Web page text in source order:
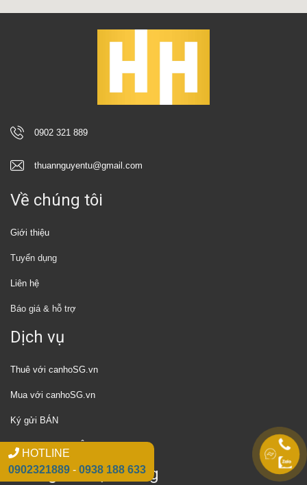
HOTLINE
0902321889 - 0938 188 633
0902 321 889
thuannguyentu@gmail.com
Về chúng tôi
Giới thiệu
Tuyển dụng
Liên hệ
Báo giá & hỗ trợ
Dịch vụ
Thuê với canhoSG.vn
Mua với canhoSG.vn
Ký gửi BÁN
Ký gửi CHO THUÊ
Thông tin thị trường